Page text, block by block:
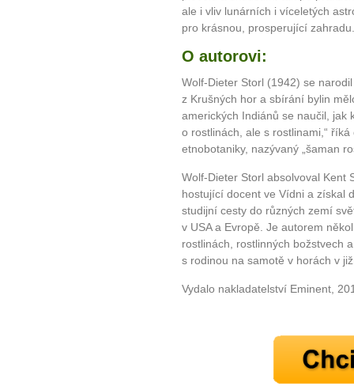
10 tipů
...
Máte pocit, že jste unaveni
Jak mít více energie
Jak vnést do života
ale i vliv lunárních i víceletých
pro krásnou, prosperující zahradu.
O autorovi:
Wolf-Dieter Storl (1942) se
z Krušných hor a sbírání bylin
amerických Indiánů se naučil, jak
o rostlinách, ale s rostlinami,“
etnobotaniky, nazývaný „šaman
Wolf-Dieter Storl absolvoval Kent
hostující docent ve Vídni a získal
studijní cesty do různých zemí
v USA a Evropě. Je autorem
rostlinách, rostlinných božstvech
s rodinou na samotě v horách v
Vydalo nakladatelství Eminent,